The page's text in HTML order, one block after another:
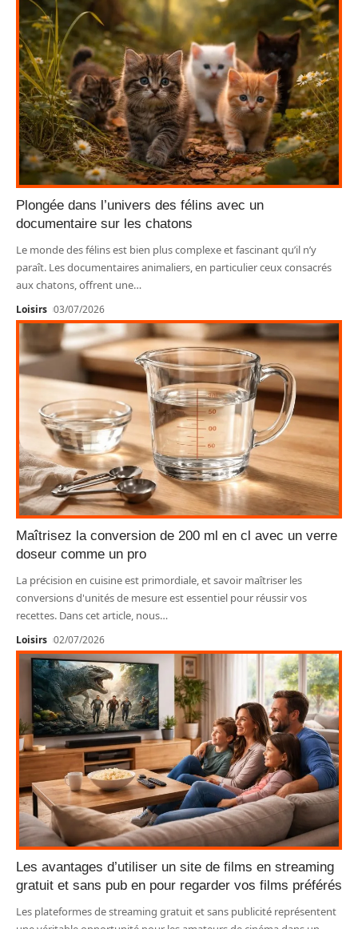
Plongée dans l’univers des félins avec un
documentaire sur les chatons
Le monde des félins est bien plus complexe et fascinant qu’il n’y
paraît. Les documentaires animaliers, en particulier ceux consacrés
aux chatons, offrent une…
Loisirs 03/07/2026
Maîtrisez la conversion de 200 ml en cl avec un verre
doseur comme un pro
La précision en cuisine est primordiale, et savoir maîtriser les
conversions d'unités de mesure est essentiel pour réussir vos
recettes. Dans cet article, nous…
Loisirs 02/07/2026
Les avantages d’utiliser un site de films en streaming
gratuit et sans pub en pour regarder vos films préférés
Les plateformes de streaming gratuit et sans publicité représentent